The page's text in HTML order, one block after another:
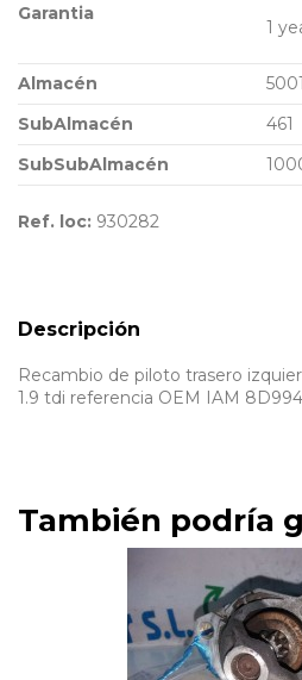
Garantia
1
Almacén
SubAlmacén
461
SubSubAlmacén
Ref. loc: 930282
Descripción
Recambio de piloto trasero
1.9 tdi referencia OEM IAM
También podría